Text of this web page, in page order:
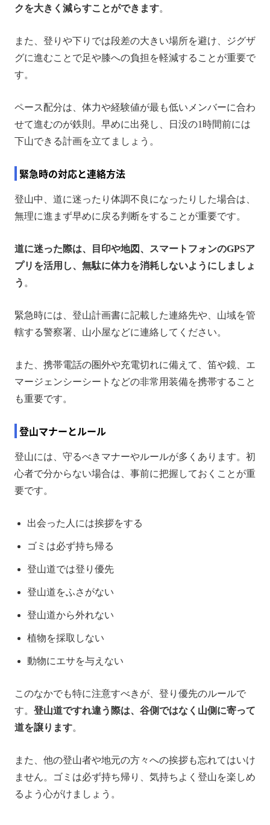
クを大きく減らすことができます。
また、登りや下りでは段差の大きい場所を避け、ジグザ
グに進むことで足や膝への負担を軽減することが重要で
す。
ペース配分は、体力や経験値が最も低いメンバーに合わ
せて進むのが鉄則。早めに出発し、日没の1時間前には
下山できる計画を立てましょう。
緊急時の対応と連絡方法
登山中、道に迷ったり体調不良になったりした場合は、
無理に進まず早めに戻る判断をすることが重要です。
道に迷った際は、目印や地図、スマートフォンのGPSア
プリを活用し、無駄に体力を消耗しないようにしましょ
う 。
緊急時には、登山計画書に記載した連絡先や、山域を管
轄する警察署、山小屋などに連絡してください。
また、携帯電話の圏外や充電切れに備えて、笛や鏡、エ
マージェンシーシートなどの非常用装備を携帯すること
も重要です。
登山マナーとルール
登山には、守るべきマナーやルールが多くあります。初
心者で分からない場合は、事前に把握しておくことが重
要です。
出会った人には挨拶をする
ゴミは必ず持ち帰る
登山道では登り優先
登山道をふさがない
登山道から外れない
植物を採取しない
動物にエサを与えない
このなかでも特に注意すべきが、登り優先のルールで
す。 登山道ですれ違う際は、谷側ではなく山側に寄って
道を譲ります。
また、他の登山者や地元の方々への挨拶も忘れてはいけ
ません。ゴミは必ず持ち帰り、気持ちよく登山を楽しめ
るよう心がけましょう。